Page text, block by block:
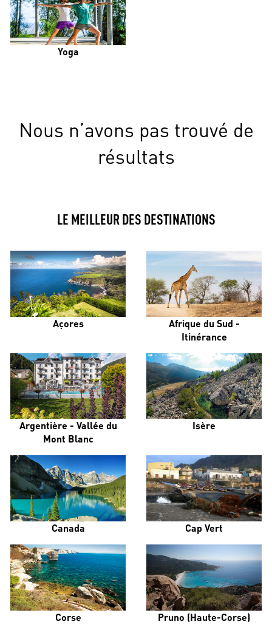
Yoga
Nous n’avons pas trouvé de
résultats
LE MEILLEUR DES DESTINATIONS
Açores
Afrique du Sud -
Itinérance
Argentière - Vallée du
Mont Blanc
Isère
Canada Cap Vert
Corse Pruno (Haute-Corse)